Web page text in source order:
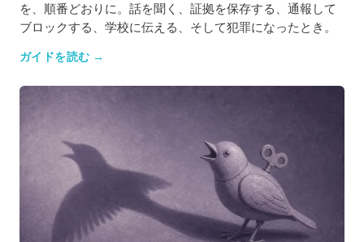
を、順番どおりに。話を聞く、証拠を保存する、通報して
ブロックする、学校に伝える、そして犯罪になったとき。
ガイドを読む →